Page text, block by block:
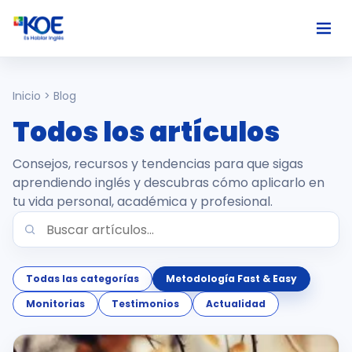
Paises
Nosotros
Usuarios
Comunidad
Habla
Inicio > Blog
Todos los artículos
Consejos, recursos y tendencias para que sigas
aprendiendo inglés y descubras cómo aplicarlo en
tu vida personal, académica y profesional.
Todas las categorías
Metodología Fast & Easy
Monitorias
Testimonios Actualidad